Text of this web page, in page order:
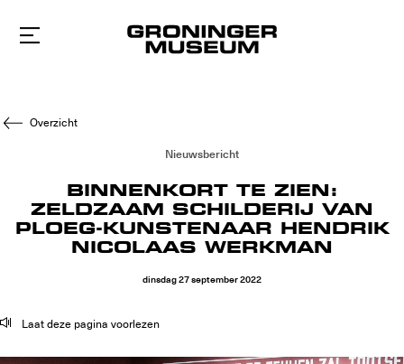
Naar
hoofdinhoud
Overzicht
Nieuwsbericht
BINNENKORT TE ZIEN:
ZELDZAAM SCHILDERIJ VAN
PLOEG-KUNSTENAAR HENDRIK
NICOLAAS WERKMAN
dinsdag27september2022
Laat deze pagina voorlezen